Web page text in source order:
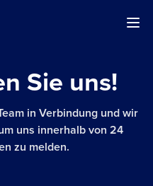
Sie uns!
in Verbindung und wir
uns innerhalb von 24
zu melden.